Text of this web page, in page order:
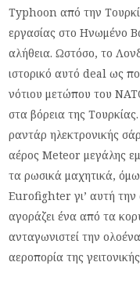
Typhoon από την
εργασίας στο Ηνωμένο
αλήθεια. Ωστόσο, το
ιστορικό αυτό deal ως
νότιου μετώπου του
στα βόρεια της
ραντάρ ηλεκτρονικής
αέρος Meteor μεγάλης
τα ρωσικά μαχητικά,
Eurofighter γι’ αυτή
αγοράζει ένα από τα
ανταγωνιστεί την
αεροπορία της